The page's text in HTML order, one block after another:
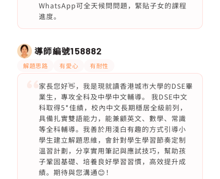
WhatsApp可全天候問問題，緊貼子女的課程
進度。
導師編號158882
解題思路 有愛心 有耐性
家長您好👋，我是現就讀香港城市大學的DSE畢
業生，專攻全科及中學中文輔導。 我DSE中文
科取得5*佳績，校內中文長期穩居全級前列，
具備扎實雙語能力，能兼顧英文、數學、常識
等全科輔導。我善於用淺白有趣的方式引導小
學生建立解題思維，會針對學生學習節奏定制
溫習計劃，分享實用筆記與應試技巧，幫助孩
子鞏固基礎、培養良好學習習慣，高效提升成
績。期待與您溝通😊！